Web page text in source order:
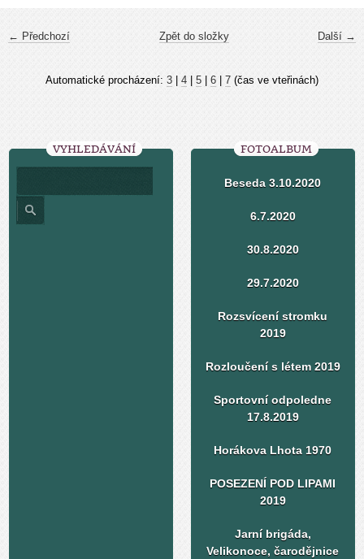
← Předchozí Další →
Zpět do složky
Automatické procházení: 3 4 5 6 7 (čas ve vteřinách)
VYHLEDÁVÁNÍ FOTOALBUM
Beseda 3.10.2020
6.7.2020
30.8.2020
29.7.2020
Rozsvícení stromku
2019
Rozloučení s létem 2019
Sportovní odpoledne
17.8.2019
Horákova Lhota 1970
POSEZENÍ POD LIPAMI
2019
Jarní brigáda,
Velikonoce, čarodějnice